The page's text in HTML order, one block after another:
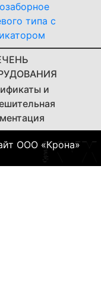
типа с
и
ООО «Крона»